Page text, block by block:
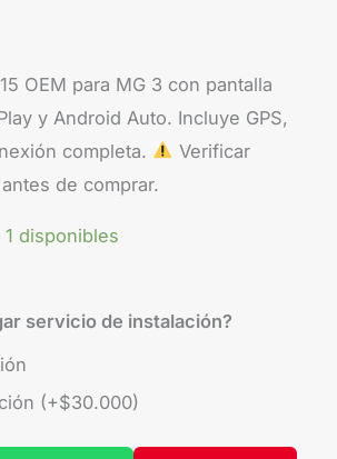
OEM para MG 3 con pantalla
y Android Auto. Incluye GPS,
completa.
Verificar
de comprar.
1 disponibles
servicio de instalación?
(+$30.000)